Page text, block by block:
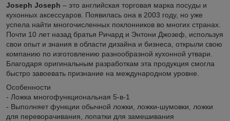
Joseph Joseph – это английская торговая марка посуды и
кухонных аксессуаров. Появилась она в 2003 году, но уже
успела найти многочисленных поклонников во многих странах.
Почти 10 лет назад братья Ричард и Энтони Джозеф, используя
свои опыт и знания в области дизайна и бизнеса, открыли свою
компанию по изготовлению разнообразной кухонной утвари.
Благодаря оригинальным разработкам эта продукция смогла
быстро завоевать признание на международном уровне.
Особенности
- Ложка многофункциональная 5-в-1
- Выполняет функции обычной ложки, ложки-шумовки, ложки
для переворачивания, лопатки для замешивания